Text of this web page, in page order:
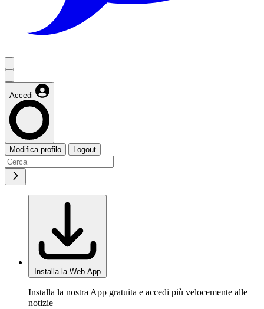
Accedi
Modifica profilo Logout
Installa la Web App
Installa la nostra App gratuita e accedi più velocemente alle
notizie